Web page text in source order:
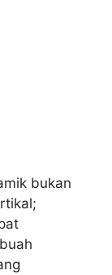
bukan